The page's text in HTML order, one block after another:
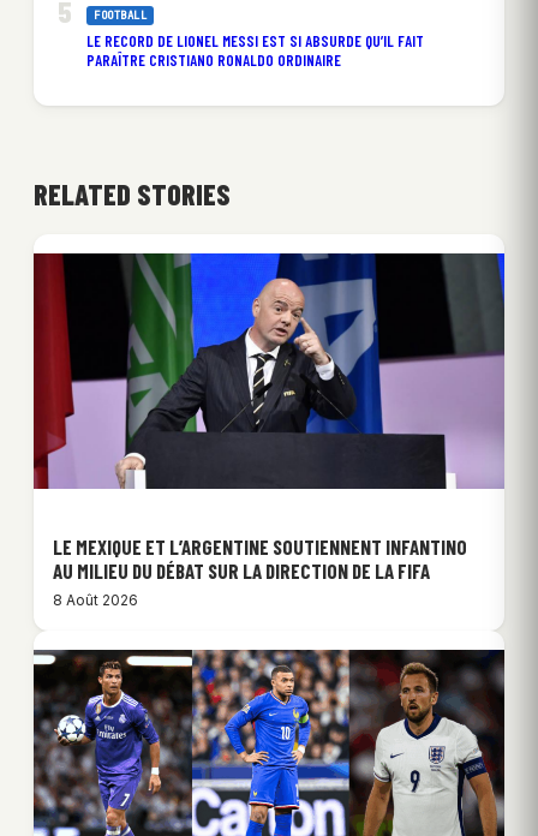
FOOTBALL
LE RECORD DE LIONEL MESSI EST SI ABSURDE QU’IL FAIT
PARAÎTRE CRISTIANO RONALDO ORDINAIRE
RELATED STORIES
LE MEXIQUE ET L’ARGENTINE SOUTIENNENT INFANTINO
AU MILIEU DU DÉBAT SUR LA DIRECTION DE LA FIFA
8 Août 2026